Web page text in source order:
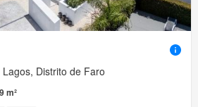
Distrito de Faro
m²